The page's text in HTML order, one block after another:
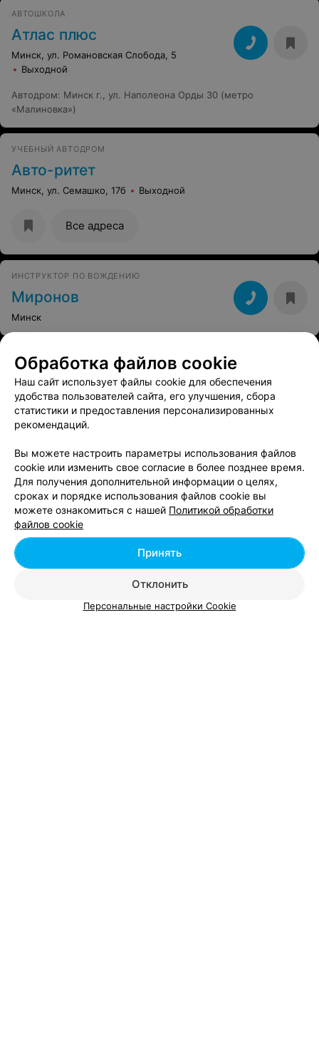
АВТОШКОЛА
Атлас плюс
Минск, ул. Романовская Слобода, 5
Выходной
Автодром: Минск г., ул. Наполеона Орды 30 (метро
«Малиновка»)
УЧЕБНЫЙ АВТОДРОМ
Авто-ритет
Минск, ул. Семашко, 17б Выходной
Все адреса
ИНСТРУКТОР ПО ВОЖДЕНИЮ
Миронов
Минск
Смотрите также
Компьютерные курсы в районе Московский в
Минске
Курсы английского языка в Московском районе в
Минске
Вам будет интересно
Обработка файлов cookie
Наш сайт использует файлы cookie для обеспечения
удобства пользователей сайта, его улучшения, сбора
статистики и предоставления персонализированных
рекомендаций.
Вы можете настроить параметры использования файлов
cookie или изменить свое согласие в более позднее время.
Для получения дополнительной информации о целях,
сроках и порядке использования файлов cookie вы
можете ознакомиться с нашей Политикой обработки
файлов cookie
Отклонить
Принять
Персональные настройки Cookie